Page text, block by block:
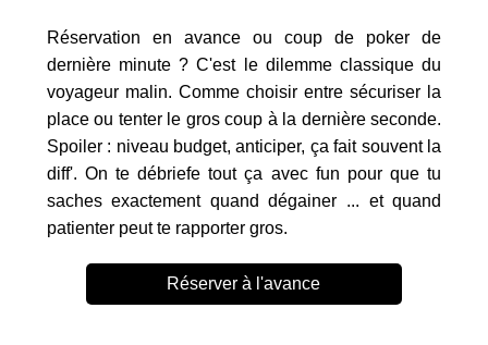
Réservation en avance ou coup de poker de
dernière minute ? C'est le dilemme classique du
voyageur malin. Comme choisir entre sécuriser la
place ou tenter le gros coup à la dernière seconde.
Spoiler : niveau budget, anticiper, ça fait souvent la
diff'. On te débriefe tout ça avec fun pour que tu
saches exactement quand dégainer ... et quand
patienter peut te rapporter gros.
Réserver à l'avance